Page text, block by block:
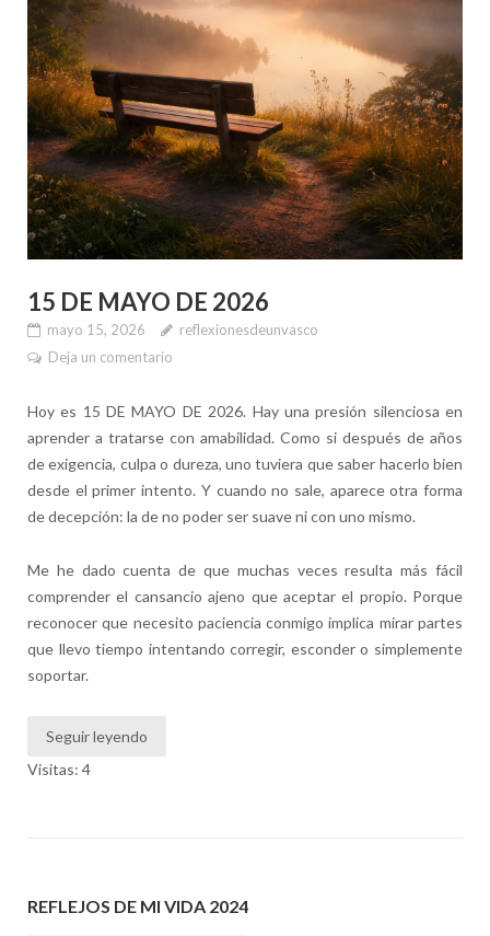
15 DE MAYO DE 2026
mayo 15, 2026
reflexionesdeunvasco
Deja un comentario
Hoy es 15 DE MAYO DE 2026. Hay una presión silenciosa en
aprender a tratarse con amabilidad. Como si después de años
de exigencia, culpa o dureza, uno tuviera que saber hacerlo bien
desde el primer intento. Y cuando no sale, aparece otra forma
de decepción: la de no poder ser suave ni con uno mismo.
Me he dado cuenta de que muchas veces resulta más fácil
comprender el cansancio ajeno que aceptar el propio. Porque
reconocer que necesito paciencia conmigo implica mirar partes
que llevo tiempo intentando corregir, esconder o simplemente
soportar.
Seguir leyendo
Visitas: 4
REFLEJOS DE MI VIDA 2024